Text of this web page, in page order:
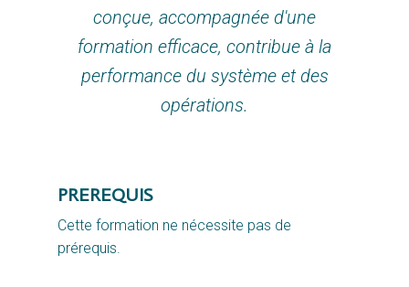
conçue, accompagnée d'une
formation efficace, contribue à la
performance du système et des
opérations.
PREREQUIS
Cette formation ne nécessite pas de
prérequis.